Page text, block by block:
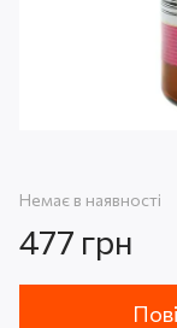
Немає в наявності
477 грн